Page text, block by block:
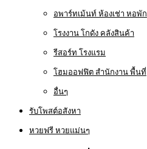
อพาร์ทเม้นท์ ห้องเช่า หอพัก
โรงงาน โกดัง คลังสินค้า
รีสอร์ท โรงแรม
โฮมออฟฟิต สำนักงาน พื้นที่
อื่นๆ
รับโพสต์อสังหา
หวยฟรี หวยแม่นๆ